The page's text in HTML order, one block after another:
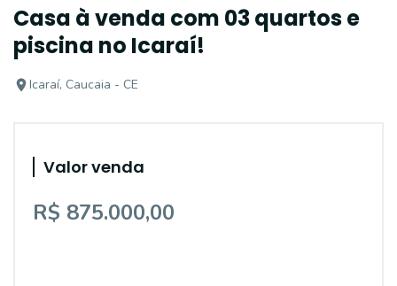
Casa à venda com 03 quartos e
piscina no Icaraí!
Icaraí, Caucaia - CE
Valor venda
R$ 875.000,00